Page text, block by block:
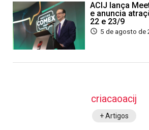
ACIJ lança
e anuncia
22 e 23/9
5 de agosto de
criacaoacij
+ Artigos